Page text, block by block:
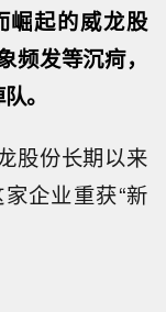
崛起的威龙股
发等沉疴，
。
股份长期以来
企业重获“新